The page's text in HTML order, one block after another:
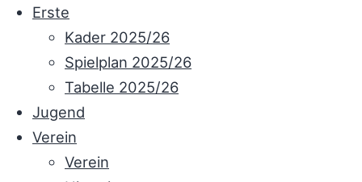
Erste
Kader 2025/26
Spielplan 2025/26
Tabelle 2025/26
Jugend
Verein
Verein